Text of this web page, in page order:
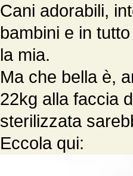
Cani adorabili,
bambini e in
la mia.
Ma che bella è,
22kg alla faccia
sterilizzata
Eccola qui: